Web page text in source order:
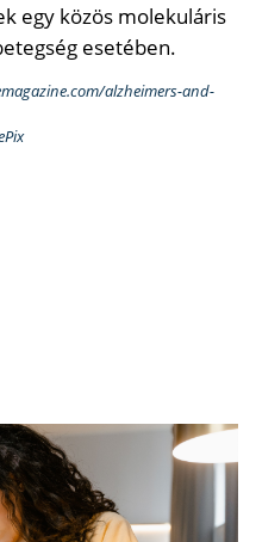
egy közös molekuláris
esetében.
alzheimers-and-